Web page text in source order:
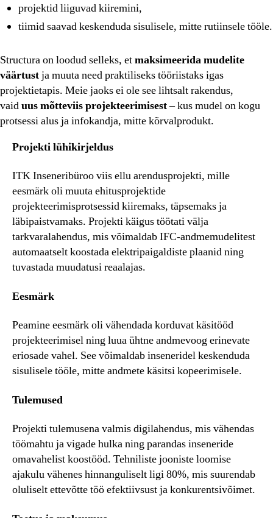
projektid liiguvad kiiremini,
tiimid saavad keskenduda sisulisele, mitte rutiinsele tööle.
Structura on loodud selleks, etmaksimeerida mudelite
väärtustja muuta need praktiliseks tööriistaks igas
projektietapis. Meie jaoks ei ole see lihtsalt rakendus,
vaiduus mõtteviis projekteerimisest– kus mudel on kogu
protsessi alus ja infokandja, mitte kõrvalprodukt.
Projekti lühikirjeldus
ITK Inseneribüroo viis ellu arendusprojekti, mille
eesmärk oli muuta ehitusprojektide
projekteerimisprotsessid kiiremaks, täpsemaks ja
läbipaistvamaks. Projekti käigus töötati välja
tarkvaralahendus, mis võimaldab IFC-andmemudelitest
automaatselt koostada elektripaigaldiste plaanid ning
tuvastada muudatusi reaalajas.
Eesmärk
Peamine eesmärk oli vähendada korduvat käsitööd
projekteerimisel ning luua ühtne andmevoog erinevate
eriosade vahel. See võimaldab inseneridel keskenduda
sisulisele tööle, mitte andmete käsitsi kopeerimisele.
Tulemused
Projekti tulemusena valmis digilahendus, mis vähendas
töömahtu ja vigade hulka ning parandas inseneride
omavahelist koostööd. Tehniliste jooniste loomise
ajakulu vähenes hinnanguliselt ligi 80%, mis suurendab
oluliselt ettevõtte töö efektiivsust ja konkurentsivõimet.